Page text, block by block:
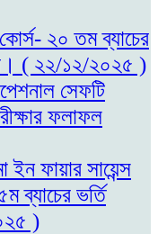
২০ তম ব্যাচের
( ২২/১২/২০২৫ )
সেফটি
ফলাফল
ফায়ার সায়েন্স
ব্যাচের ভর্তি
)